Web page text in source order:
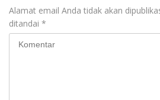
Alamat email Anda tidak akan
ditandai *